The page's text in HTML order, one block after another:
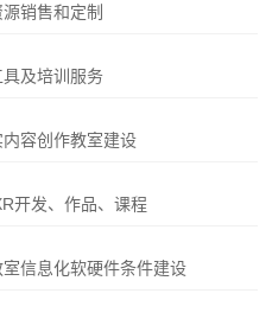
销售和定制
及培训服务
容创作教室建设
开发、作品、课程
信息化软硬件条件建设